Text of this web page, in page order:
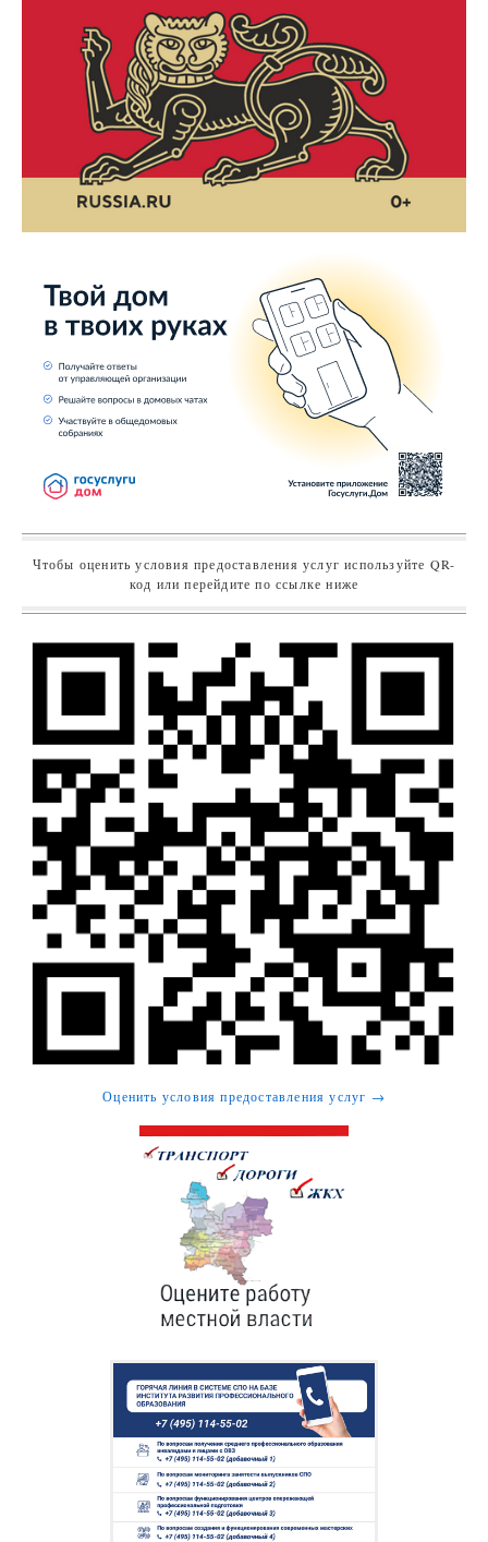
Чтобы оценить условия предоставления услуг используйте QR-
код или перейдите по ссылке ниже
Оценить условия предоставления услуг →